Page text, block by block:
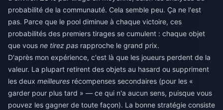
probabilité de la communauté. Cela semble peu. Ça ne l'est
pas. Parce que le pool diminue à chaque victoire, ces
probabilités des premiers tirages se cumulent : chaque objet
que vous ne tirez pas rapproche le grand prix.
D'après mon expérience, c'est là que les joueurs perdent de la
valeur. La plupart retirent des objets au hasard ou suppriment
les deux meilleures récompenses secondaires (pour les «
garder pour plus tard » — ce qui n'a aucun sens, puisque vous
pouvez les gagner de toute façon). La bonne stratégie consiste